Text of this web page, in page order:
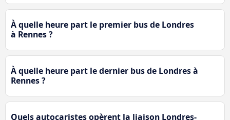
À quelle heure part le premier bus de Londres
à Rennes ?
À quelle heure part le dernier bus de Londres à
Rennes ?
Quels autocaristes opèrent la liaison Londres-